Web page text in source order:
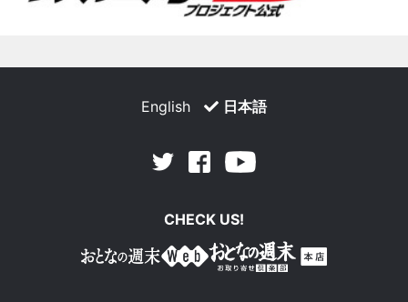
English 日本語
Twitter Facebook
CHECK US!